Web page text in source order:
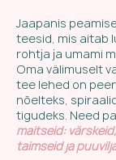
Jaapanis
teesid, mis aitab
rohtja ja umami
Oma välimuselt
tee lehed on
nõelteks,
tigudeks. Need
maitseid:
taimseid ja